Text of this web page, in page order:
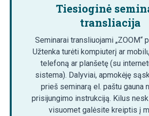
Tiesioginė
transliacija
Seminarai transliuojami „ZOOM“
Užtenka turėti kompiuterį ar
telefoną ar planšetę (su
sistema). Dalyviai, apmokėję
prieš seminarą el. paštu gauna
prisijungimo instrukciją. Kilus
visuomet galėsite kreiptis į